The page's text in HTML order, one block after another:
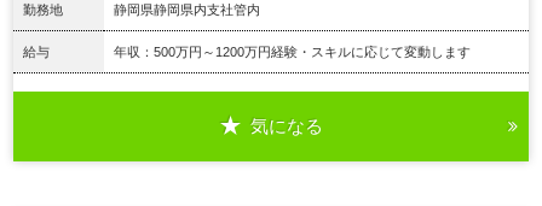
勤務地 静岡県静岡県内支社管内
給与 年収：500万円～1200万円経験・スキルに応じて変動します
気になる